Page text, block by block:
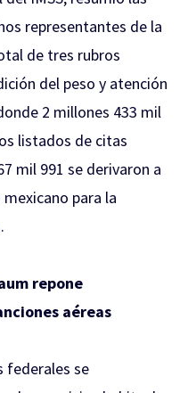
representantes de la
de tres rubros
del peso y atención
2 millones 433 mil
listados de citas
mil 991 se derivaron a
para la
repone
aéreas
federales se